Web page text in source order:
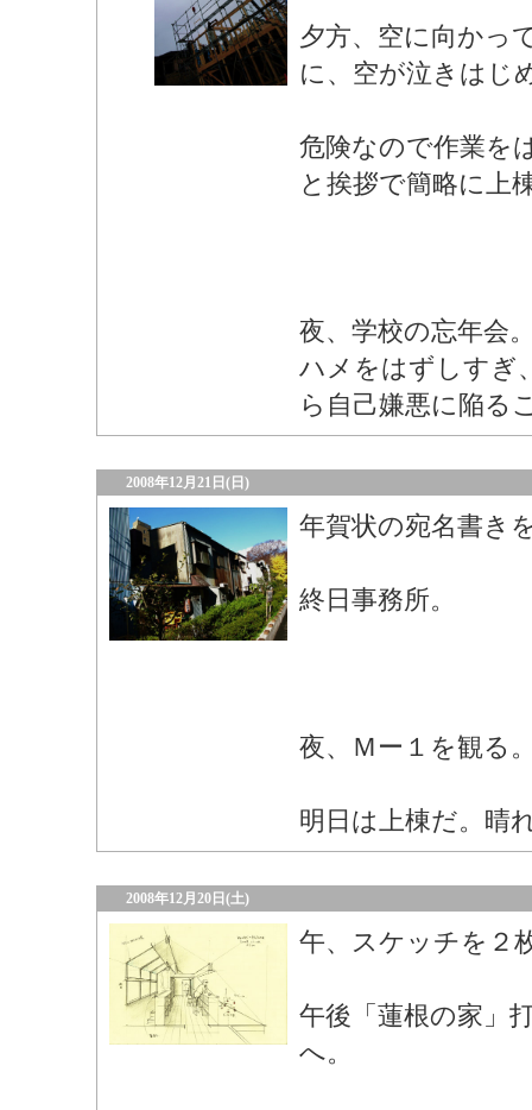
夕方、空に向かっ
に、空が泣きはじ
危険なので作業を
と挨拶で簡略に上
夜、学校の忘年会
ハメをはずしすぎ
ら自己嫌悪に陥
2008年12月21日(日)
年賀状の宛名書き
終日事務所。
夜、Ｍー１を観る
明日は上棟だ。晴
2008年12月20日(土)
午、スケッチを２
午後「蓮根の家」
へ。